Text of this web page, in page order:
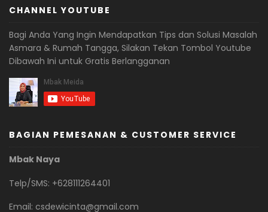
CHANNEL YOUTUBE
Bagi Anda Yang Ingin Mendapatkan Tips dan Solusi Masalah
Asmara & Rumah Tangga, Silakan Tekan Tombol Youtube
Dibawah Ini untuk Gratis Berlangganan
BAGIAN PEMESANAN & CUSTOMER SERVICE
Mbak Naya
Telp/SMS: +628111264401
Email: csdewicinta@gmail.com